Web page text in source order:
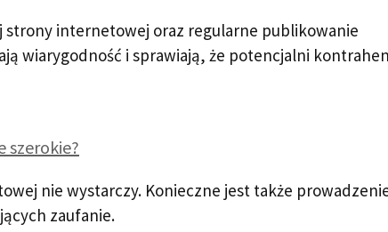
internetowej oraz regularne publikowanie
wiarygodność i sprawiają, że potencjalni
szerokie?
nie wystarczy. Konieczne jest także
zaufanie.